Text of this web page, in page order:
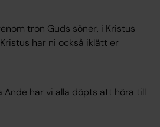
tron Guds söner, i Kristus
har ni också iklätt er
Ande har vi alla döpts att höra till